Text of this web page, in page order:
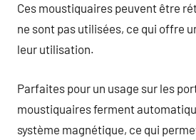
Ces moustiquaires peuvent être
ne sont pas utilisées, ce qui offre
leur utilisation.
Parfaites pour un usage sur les
moustiquaires ferment
système magnétique, ce qui